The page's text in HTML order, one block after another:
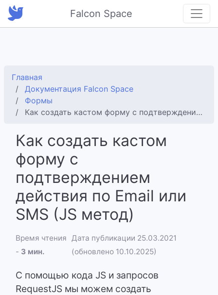
Falcon Space
Главная
Документация Falcon Space
Формы
Как создать кастом форму с подтверждением действия по Email или SMS (JS метод)
Как создать кастом
форму с
подтверждением
действия по Email или
SMS (JS метод)
Время чтения
- 3 мин.
Дата публикации 25.03.2021
(обновлено 10.10.2025)
C помощью кода JS и запросов
RequestJS мы можем создать